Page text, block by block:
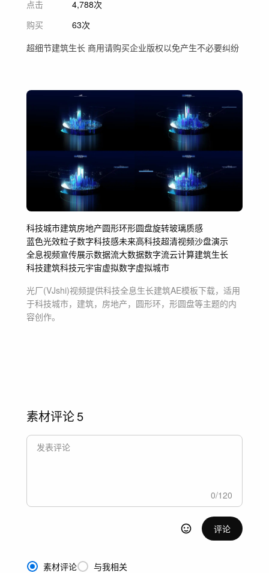
点击
4,788次
购买
63次
超细节建筑生长 商用请购买企业版权以免产生不必要纠纷
科技城市建筑房地产圆形环形圆盘旋转玻璃质感
蓝色光效粒子数字科技感未来高科技超清视频沙盘演示
全息视频宣传展示数据流大数据数字流云计算建筑生长
科技建筑科技元宇宙虚拟数字虚拟城市
光厂(VJshi)视频提供科技全息生长建筑AE模板下载，适用
于科技城市，建筑，房地产，圆形环，形圆盘等主题的内
容创作。
素材评论5
0/120
评论
素材评论 与我相关